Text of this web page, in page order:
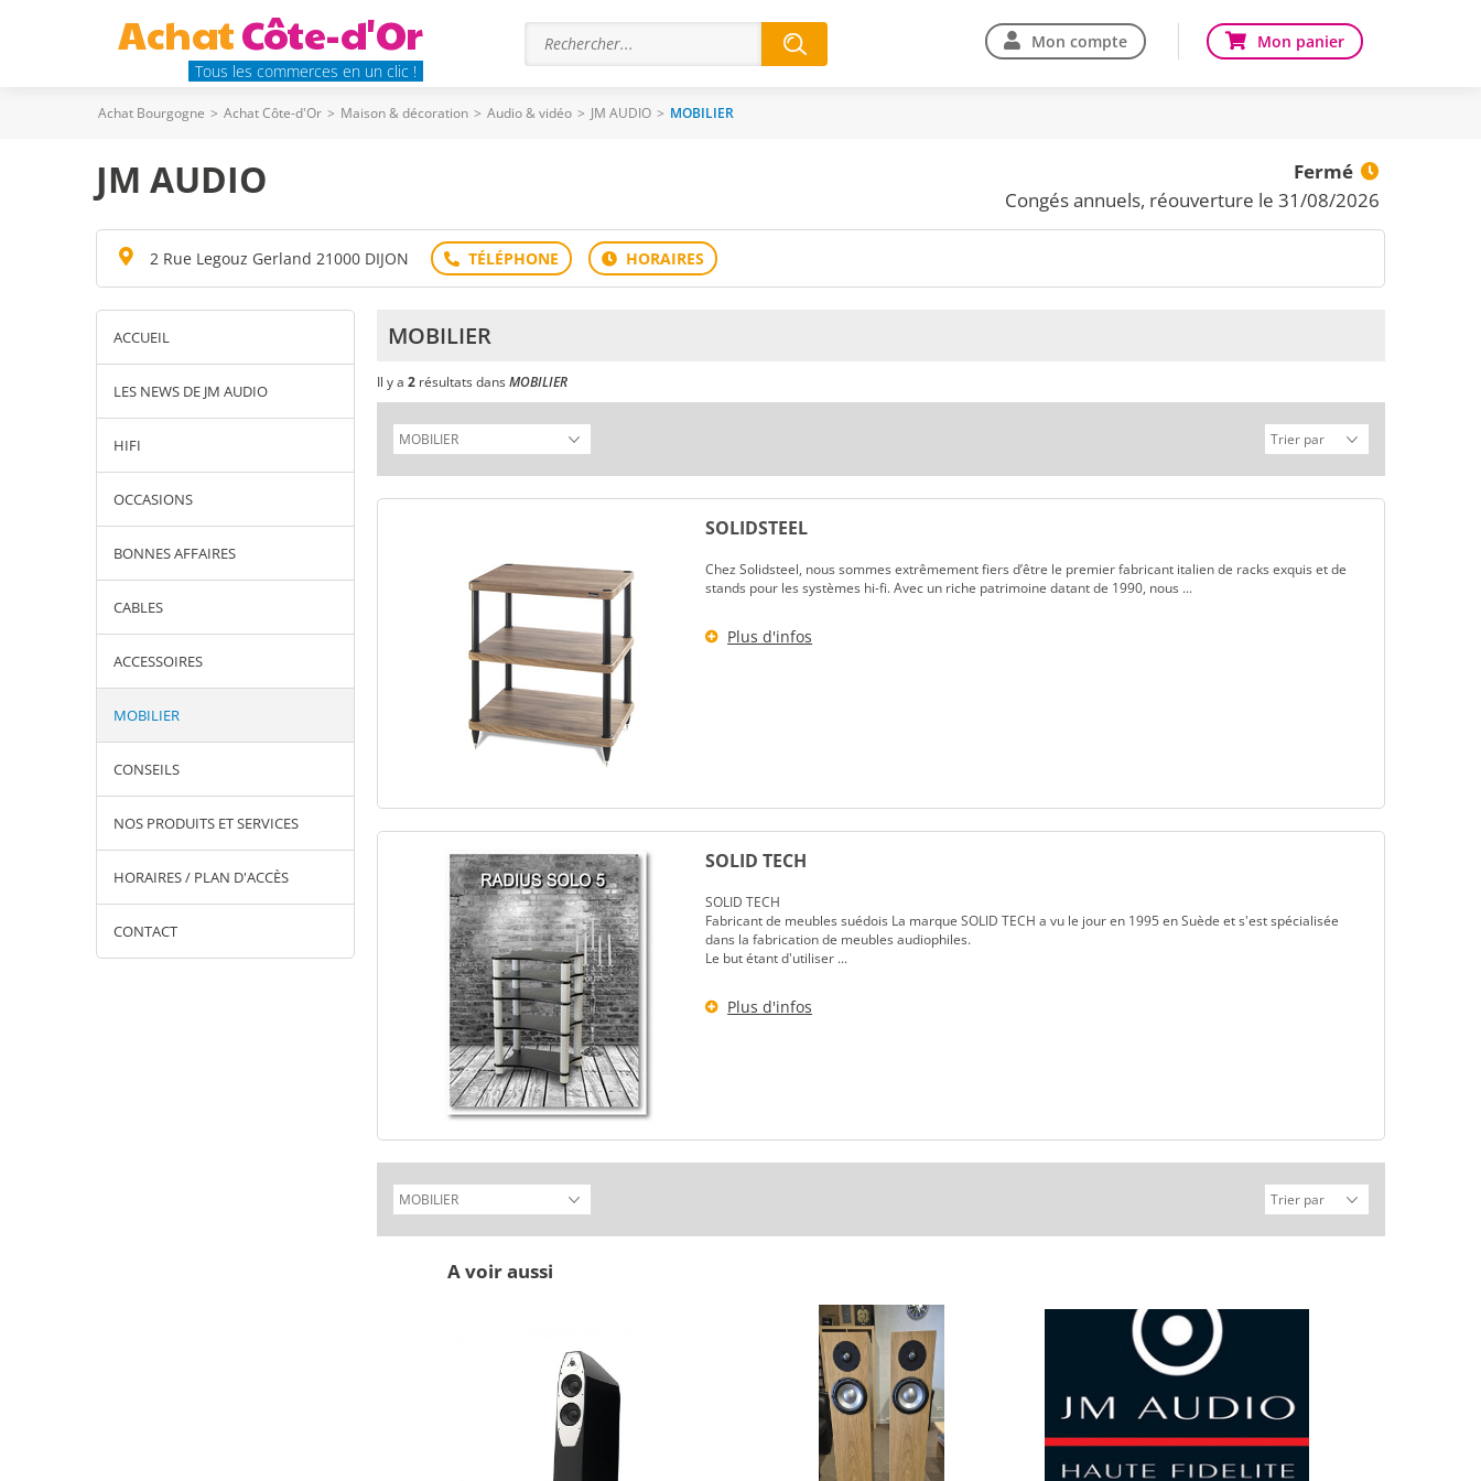
AchatCôte-d'Or
Tous les commerces en un clic !
Mon compte Mon panier
Achat Bourgogne > Achat Côte-d'Or > Maison & décoration > Audio & vidéo > JM AUDIO > MOBILIER
JM AUDIO
Fermé
Congés annuels, réouverture le 31/08/2026
2 Rue Legouz Gerland 21000 DIJON
ACCUEIL
LES NEWS DE JM AUDIO
HIFI
OCCASIONS
BONNES AFFAIRES
CABLES
ACCESSOIRES
MOBILIER
CONSEILS
NOS PRODUITS ET SERVICES
HORAIRES / PLAN D'ACCÈS
CONTACT
MOBILIER
Il y a 2 résultats dansMOBILIER
SOLIDSTEEL
Chez Solidsteel, nous sommes extrêmement fiers d’être le premier fabricant italien de racks exquis et de
stands pour les systèmes hi-fi. Avec un riche patrimoine datant de 1990, nous ...
Plus d'infos
SOLID TECH
SOLID TECH
Fabricant de meubles suédois La marque SOLID TECH a vu le jour en 1995 en Suède et s'est spécialisée
dans la fabrication de meubles audiophiles.
Le but étant d'utiliser ...
Plus d'infos
A voir aussi